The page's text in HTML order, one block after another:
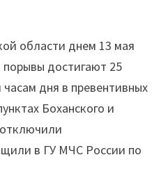
области днем 13 мая
порывы достигают 25
дня в превентивных
Боханского и
в ГУ МЧС России по